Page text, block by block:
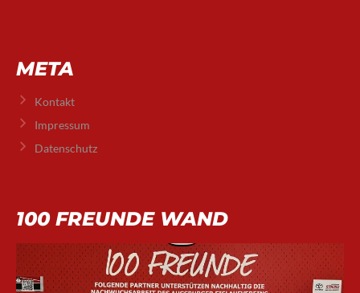
META
Kontakt
Impressum
Datenschutz
100 FREUNDE WAND